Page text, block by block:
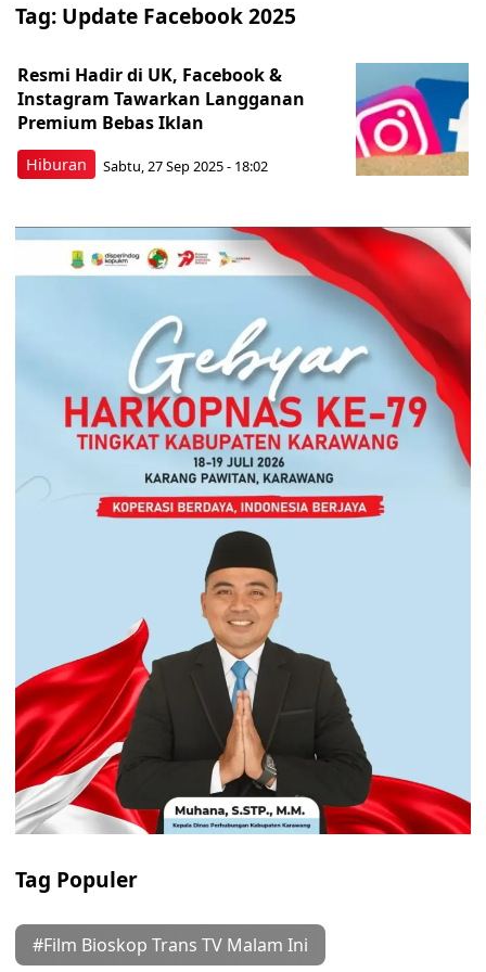
Tag: Update Facebook 2025
Hiburan
Resmi Hadir di UK, Facebook &
Instagram Tawarkan Langganan
Premium Bebas Iklan
Sabtu, 27 Sep 2025 - 18:02
Tag Populer
#Film Bioskop Trans TV Malam Ini